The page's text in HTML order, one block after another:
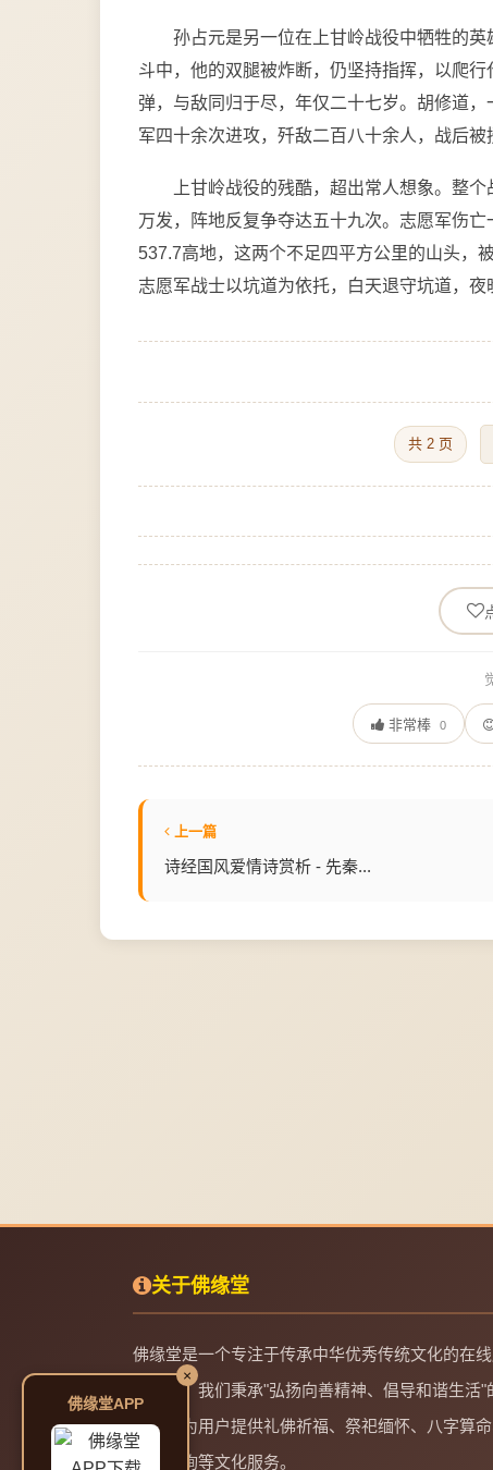
孙占元是另一位在上甘岭战役中牺牲的
斗中，他的双腿被炸断，仍坚持指挥，以爬
弹，与敌同归于尽，年仅二十七岁。胡修道
军四十余次进攻，歼敌二百八十余人，战后
上甘岭战役的残酷，超出常人想象。整
万发，阵地反复争夺达五十九次。志愿军伤
537.7高地，这两个不足四平方公里的山头，
志愿军战士以坑道为依托，白天退守坑道，夜
共 2 页
非常棒 0
上一篇
诗经国风爱情诗赏析 - 先秦...
关于佛缘堂
佛缘堂是一个专注于传承中华优秀传统文化的在
务平台。我们秉承"弘扬向善精神、倡导和谐生活"
理念，为用户提供礼佛祈福、祭祀缅怀、八字算命
起名咨询等文化服务。
佛缘堂APP
×